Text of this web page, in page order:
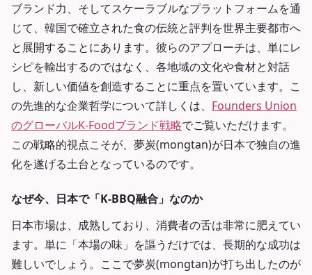
ブランド力、そしてスケーラブルなプラットフォームを通
じて、韓国で確立された食の伝統と評判を世界主要都市へ
と展開することにあります。彼らのアプローチは、単にレ
シピを輸出するのではなく、各地域の文化や食材と対話
し、新しい価値を創造することに重点を置いています。こ
の先進的な企業哲学について詳しくは、 Founders Union
のグローバルK-Foodブランド戦略でご覧いただけます。
この戦略的視点こそが、夢炭(mongtan)が日本で独自の進
化を遂げる土台となっているのです。
なぜ今、日本で「K-BBQ融合」なのか
日本市場は、成熟しており、消費者の舌は非常に肥えてい
ます。単に「本場の味」を謳うだけでは、長期的な成功は
難しいでしょう。ここで夢炭(mongtan)が打ち出したのが